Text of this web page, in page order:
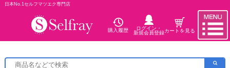
日本No.1セルフマツエク専門店
購入履歴
ログイン・
新規会員登録カートを見る